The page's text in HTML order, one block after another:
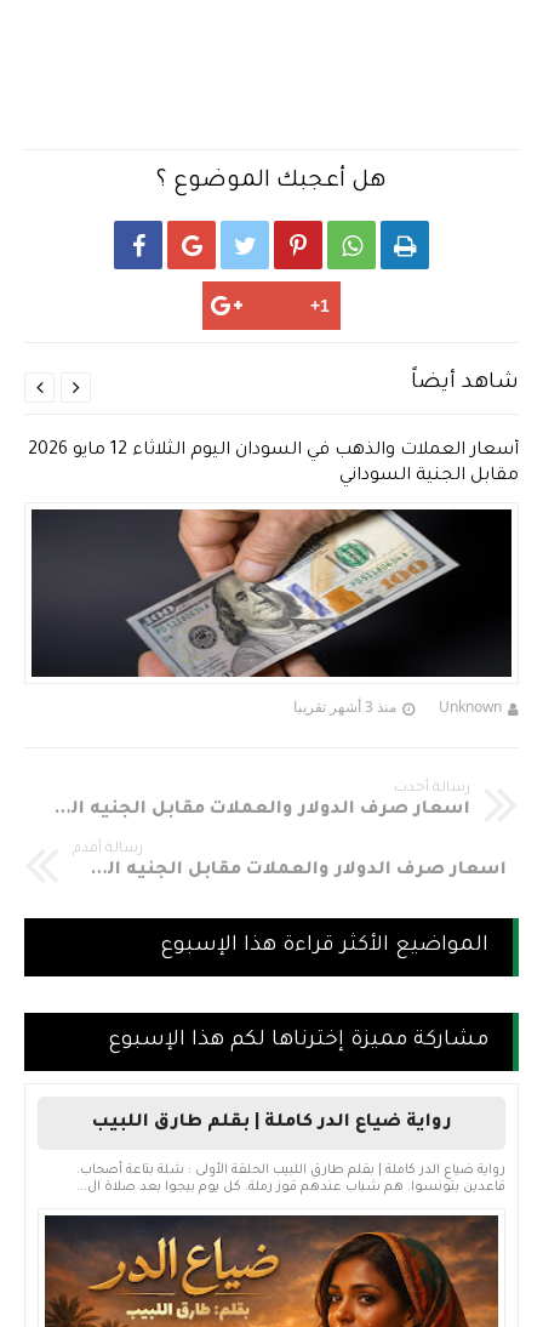
هل أعجبك الموضوع ؟
     
شاهد أيضاً
أسعار العملات والذهب في السودان اليوم الثلاثاء 12 مايو 2026
مقابل الجنية السوداني
Unknown منذ 3 أشهر تقريبا


رسالة أحدث
أسعار صرف الدولار والعملات مقابل الجنيه السوداني اليوم الأربعاء 23 مايو 2018م
رسالة أقدم
أسعار صرف الدولار والعملات مقابل الجنيه السوداني اليوم الإثنين 21 مايو 2018م
المواضيع الأكثر قراءة هذا الإسبوع
مشاركة مميزة إخترناها لكم هذا الإسبوع
رواية ضياع الدر كاملة | بقلم طارق اللبيب
رواية ضياع الدر كاملة | بقلم طارق اللبيب الحلقة الأولى : شلة بتاعة أصحاب.
قاعدين بتونسوا. هم شباب عندهم قوز رملة. كل يوم بيجوا بعد صلاة ال...